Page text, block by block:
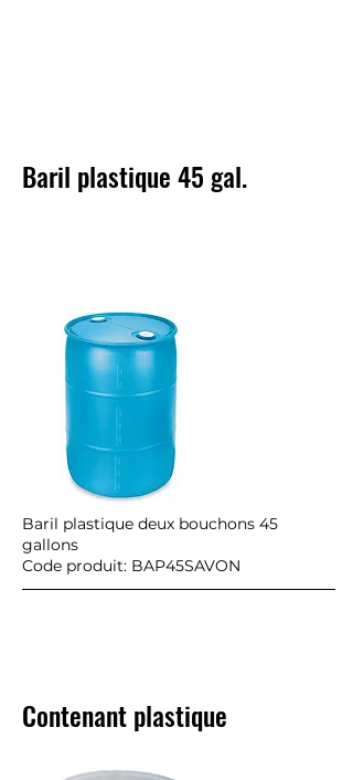
Baril plastique 45 gal.
Baril plastique deux bouchons 45
gallons
Code produit: BAP45SAVON
Contenant plastique